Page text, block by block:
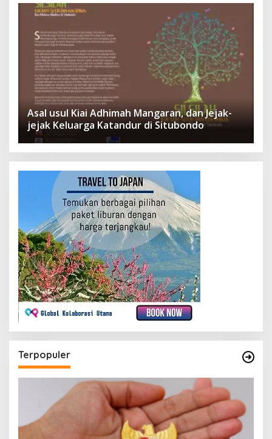
Asal usul Kiai Adhimah Mangaran, dan Jejak-
jejak Keluarga Katandur di Situbondo
Terpopuler